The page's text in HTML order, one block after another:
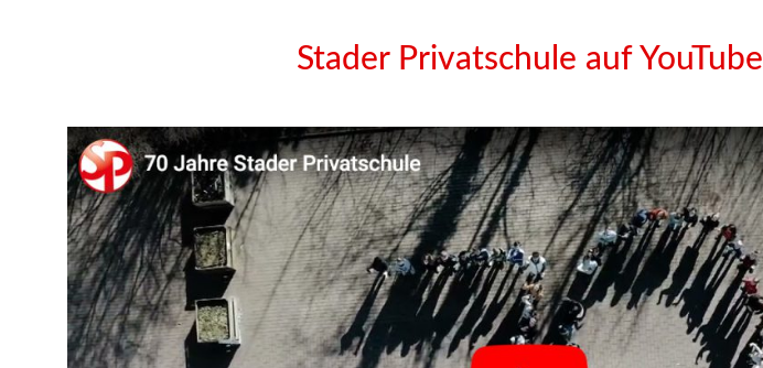
Stader Privatschule auf YouTube